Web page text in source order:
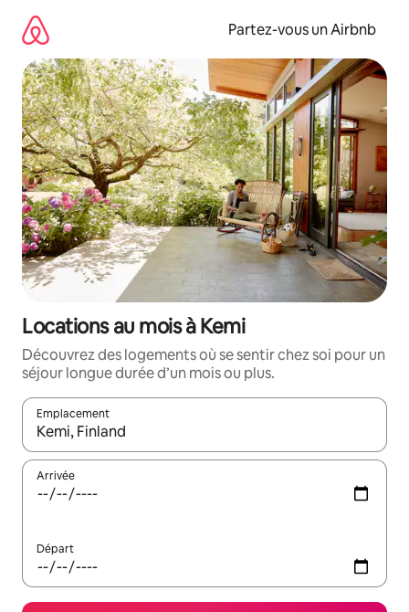
directement
contenu
Partez-vous un Airbnb
Locations au mois à Kemi
Découvrez des logements où se sentir chez soi pour un
séjour longue durée d’un mois ou plus.
Emplacement
Quand les résultats sont affichés, parcourez-les en utilisant
Arrivée
Départ